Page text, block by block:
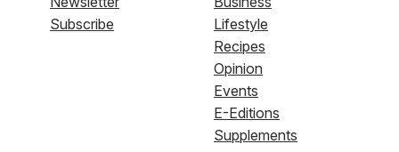
Subscribe
Lifestyle
Recipes
Opinion
Events
E-Editions
Supplements